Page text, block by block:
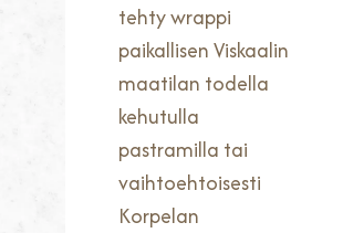
tehty wrappi
paikallisen Viskaalin
maatilan todella
kehutulla
pastramilla tai
vaihtoehtoisesti
Korpelan